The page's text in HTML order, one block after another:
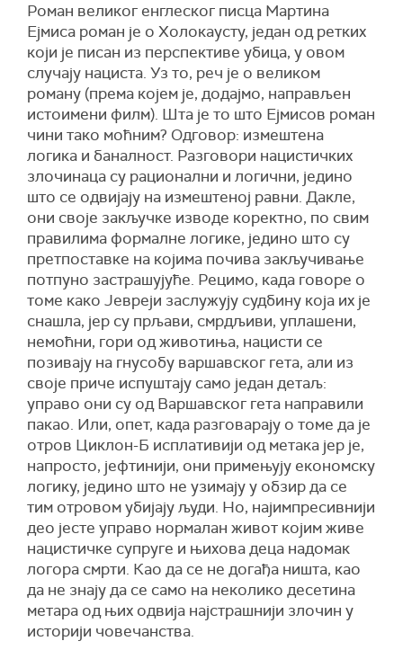
Роман великог енглеског писца Мартина
Ејмиса роман је о Холокаусту, један од ретких
који је писан из перспективе убица, у овом
случају нациста. Уз то, реч је о великом
роману (према којем је, додајмо, направљен
истоимени филм). Шта је то што Ејмисов роман
чини тако моћним? Одговор: измештена
логика и баналност. Разговори нацистичких
злочинаца су рационални и логични, једино
што се одвијају на измештеној равни. Дакле,
они своје закључке изводе коректно, по свим
правилима формалне логике, једино што су
претпоставке на којима почива закључивање
потпуно застрашујуће. Рецимо, када говоре о
томе како Јевреји заслужују судбину која их је
снашла, јер су прљави, смрдљиви, уплашени,
немоћни, гори од животиња, нацисти се
позивају на гнусобу варшавског гета, али из
своје приче испуштају само један детаљ:
управо они су од Варшавског гета направили
пакао. Или, опет, када разговарају о томе да је
отров Циклон-Б исплативији од метака јер је,
напросто, јефтинији, они примењују економску
логику, једино што не узимају у обзир да се
тим отровом убијају људи. Но, најимпресивнији
део јесте управо нормалан живот којим живе
нацистичке супруге и њихова деца надомак
логора смрти. Као да се не догађа ништа, као
да не знају да се само на неколико десетина
метара од њих одвија најстрашнији злочин у
историји човечанства.